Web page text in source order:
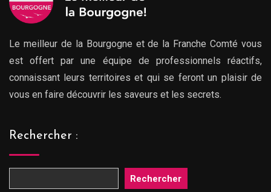
Le meilleur de la Bourgogne et de la Franche Comté vous
est offert par une équipe de professionnels réactifs,
connaissant leurs territoires et qui se feront un plaisir de
vous en faire découvrir les saveurs et les secrets.
Rechercher :
Rechercher